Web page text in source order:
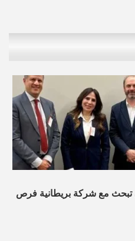
تبحث مع شركة بريطانية فرص